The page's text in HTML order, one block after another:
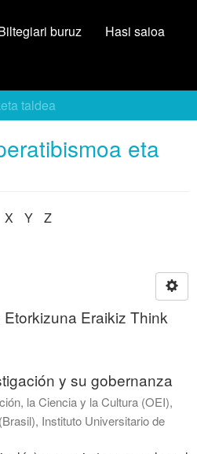
buruz Hasi saioa
taldea
eta
X Y
Z
Eraikiz Think
y su gobernanza
la Ciencia y la Cultura (OEI),
Instituto Universitario de